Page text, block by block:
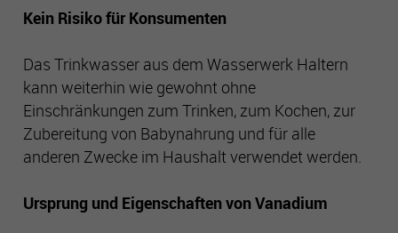
Kein Risiko für Konsumenten
Das Trinkwasser aus dem Wasserwerk Haltern
kann weiterhin wie gewohnt ohne
Einschränkungen zum Trinken, zum Kochen, zur
Zubereitung von Babynahrung und für alle
anderen Zwecke im Haushalt verwendet werden.
Ursprung und Eigenschaften von Vanadium
Anbieter Gelsenwasser
Laufzeit Sitzungsdauer
Zweck Technische Funktionen der Seite
Performance
Mithilfe dieser Cookies können wir Besuche und Traffic-
Quellen zählen, um die Performance unserer Seite zu
messen und zu verbessern. Sie helfen uns festzustellen,
welche Seiten am beliebtesten und welche am wenigsten
Seiten bewegen. Alle Daten, die diese Cookies sammeln,